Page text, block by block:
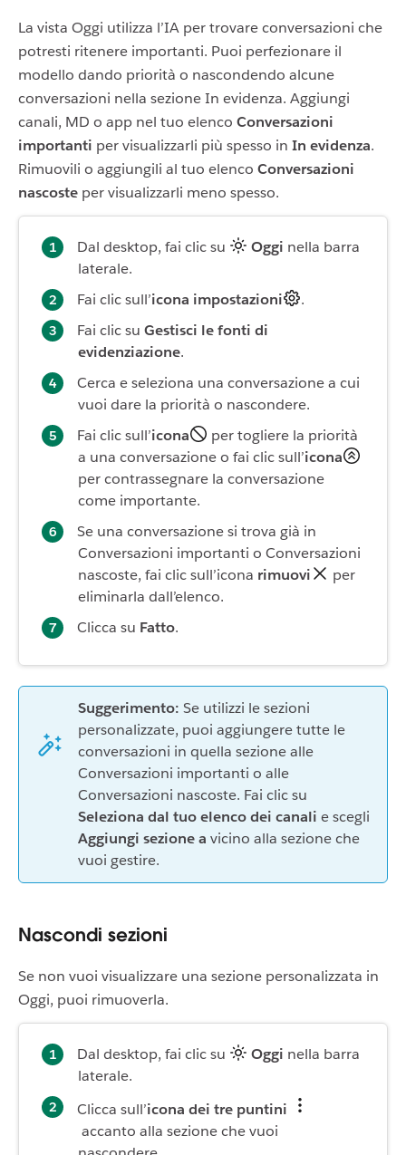
La vista Oggi utilizza l’IA per trovare conversazioni che
potresti ritenere importanti. Puoi perfezionare il
modello dando priorità o nascondendo alcune
conversazioni nella sezione In evidenza. Aggiungi
canali, MD o app nel tuo elenco Conversazioni
importanti per visualizzarli più spesso in In evidenza.
Rimuovili o aggiungili al tuo elenco Conversazioni
nascoste per visualizzarli meno spesso.
Dal desktop, fai clic su Oggi nella barra
laterale.
Fai clic sull’icona impostazioni
.
Fai clic su Gestisci le fonti di
evidenziazione.
Cerca e seleziona una conversazione a cui
vuoi dare la priorità o nascondere.
Fai clic sull’icona
per togliere la priorità
a una conversazione o fai clic sull’icona
per contrassegnare la conversazione
come importante.
Se una conversazione si trova già in
Conversazioni importanti o Conversazioni
nascoste, fai clic sull’icona rimuovi
per
eliminarla dall’elenco.
Clicca su Fatto.
Suggerimento: Se utilizzi le sezioni
personalizzate, puoi aggiungere tutte le
conversazioni in quella sezione alle
Conversazioni importanti o alle
Conversazioni nascoste. Fai clic su
Seleziona dal tuo elenco dei canali e scegli
Aggiungi sezione a vicino alla sezione che
vuoi gestire.
Nascondi sezioni
Se non vuoi visualizzare una sezione personalizzata in
Oggi, puoi rimuoverla.
Dal desktop, fai clic su Oggi nella barra
laterale.
Clicca sull’icona dei tre puntini
accanto alla sezione che vuoi